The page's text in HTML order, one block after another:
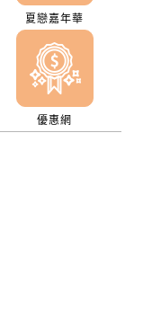
夏戀嘉年華
優惠網